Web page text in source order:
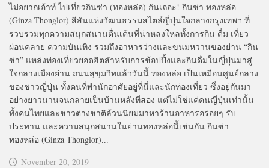
ไม่อยากเอ้าท์ ไปเที่ยวกินซ่า (ทองหล่อ) กันเถอะ! กินซ่า ทองหล่อ
(Ginza Thonglor) สีสันแห่งวัฒนธรรมสไตล์ญี่ปุ่นใจกลางกรุงเทพฯ ที่
รวบรวมทุกความสนุกสนานตื่นเต้นที่น่าหลงใหลทั้งการกิน ดื่ม เที่ยว
ผ่อนคลาย ความบันเทิง รวมถึงอาหารว่างและขนมหวานของย่าน “กิน
ซ่า” แหล่งท่องเที่ยวยอดฮิตสำหรับการช้อปปิ้งและกินดื่มในญี่ปุ่นมาสู่
ใจกลางเมืองย่าน ถนนสุขุมวิทแล้ววันนี้ ทองหล่อ เป็นเหมือนศูนย์กลาง
ของชาวญี่ปุ่น ทั้งคนที่พำนักอาศัยอยู่ที่นี่และนักท่องเที่ยว ซึ่งอยู่กันมา
อย่างยาวนานจนกลายเป็นบ้านหลังที่สอง แต่ไม่ใช่แค่คนญี่ปุ่นเท่านั้น
ทั้งคนไทยและชาวต่างชาติล้วนนิยมมาหาร้านอาหารอร่อยๆ รับ
ประทาน และความสนุกสนานในย่านทองหล่อนี้เช่นกัน กินซ่า
ทองหล่อ (Ginza Thonglor)...
November 20, 2019